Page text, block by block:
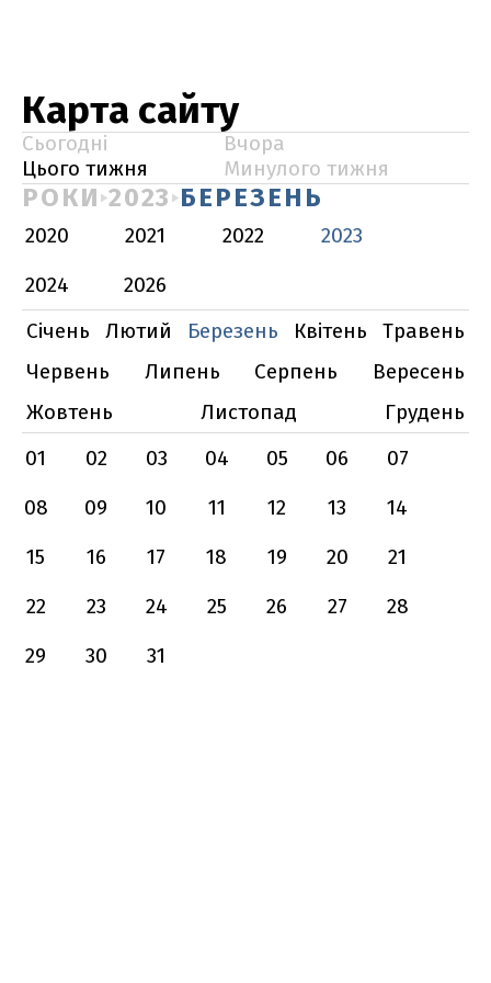
Карта сайту
Сьогодні
Вчора
Цього тижня
Минулого тижня
РОКИ 2023 БЕРЕЗЕНЬ
2020 2021 2022
2023
2024
2026
Січень
Лютий Березень Квітень
Травень
Червень
Липень Серпень
Вересень
Жовтень
Листопад
Грудень
01
02 03 04 05 06
07
08
09 10 11 12 13
14
15
16 17 18 19 20
21
22
23 24 25 26 27
28
29
30 31